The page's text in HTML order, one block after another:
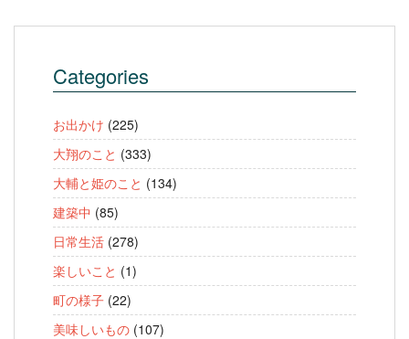
Categories
お出かけ (225)
大翔のこと (333)
大輔と姫のこと (134)
建築中 (85)
日常生活 (278)
楽しいこと (1)
町の様子 (22)
美味しいもの (107)